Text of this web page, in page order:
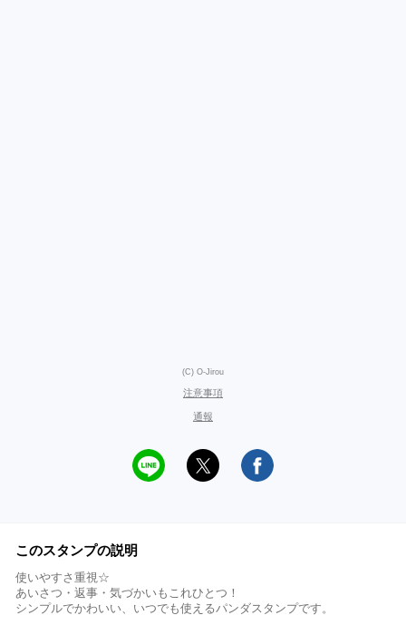
(C) O-Jirou
注意事項
通報
このスタンプの説明
使いやすさ重視☆
あいさつ・返事・気づかいもこれひとつ！
シンプルでかわいい、いつでも使えるパンダスタンプです。